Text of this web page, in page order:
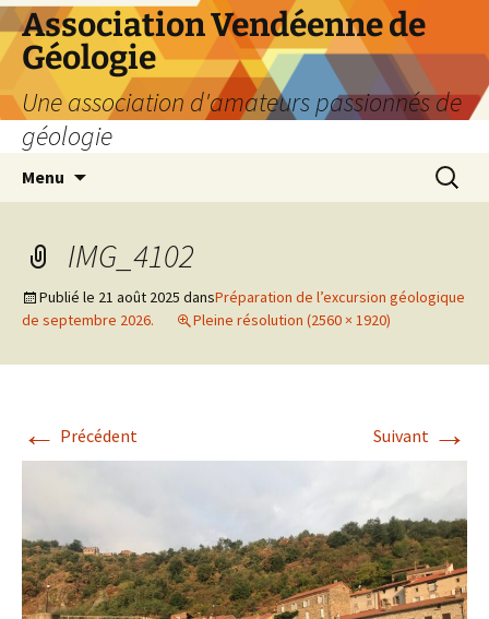
Aller
au
contenu
Association Vendéenne de
Géologie
Une association d'amateurs passionnés de
géologie
Menu
IMG_4102
Publié le 21 août 2025 dansPréparation de l’excursion géologique
de septembre 2026.
Pleine résolution (2560 × 1920)
← Précédent Suivant →